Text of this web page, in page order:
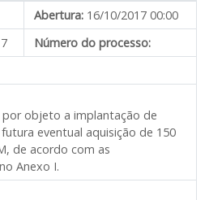
Abertura: 16/10/2017 00:00
Número do processo:
objeto a implantação de
eventual aquisição de 150
de acordo com as
Anexo I.